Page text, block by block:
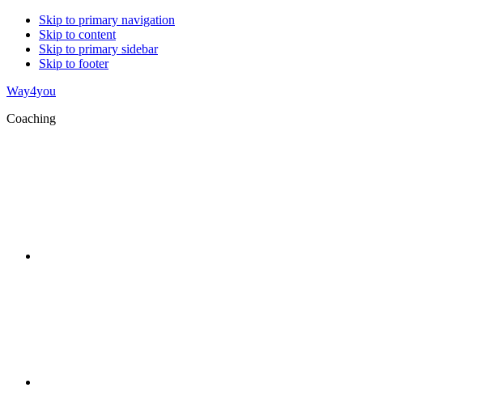
Skip to primary navigation
Skip to content
Skip to primary sidebar
Skip to footer
Way4you
Coaching